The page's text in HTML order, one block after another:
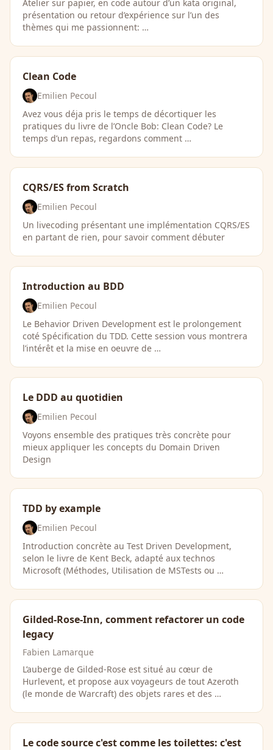
Atelier sur papier, en code autour d’un kata original,
présentation ou retour d’expérience sur l’un des
thèmes qui me passionnent: …
Clean Code
Emilien Pecoul
Avez vous déja pris le temps de décortiquer les
pratiques du livre de l’Oncle Bob: Clean Code? Le
temps d’un repas, regardons comment …
CQRS/ES from Scratch
Emilien Pecoul
Un livecoding présentant une implémentation CQRS/ES
en partant de rien, pour savoir comment débuter
Introduction au BDD
Emilien Pecoul
Le Behavior Driven Development est le prolongement
coté Spécification du TDD. Cette session vous montrera
l’intérêt et la mise en oeuvre de …
Le DDD au quotidien
Emilien Pecoul
Voyons ensemble des pratiques très concrète pour
mieux appliquer les concepts du Domain Driven
Design
TDD by example
Emilien Pecoul
Introduction concrète au Test Driven Development,
selon le livre de Kent Beck, adapté aux technos
Microsoft (Méthodes, Utilisation de MSTests ou …
Gilded-Rose-Inn, comment refactorer un code
legacy
Fabien Lamarque
L’auberge de Gilded-Rose est situé au cœur de
Hurlevent, et propose aux voyageurs de tout Azeroth
(le monde de Warcraft) des objets rares et des …
Le code source c'est comme les toilettes: c'est